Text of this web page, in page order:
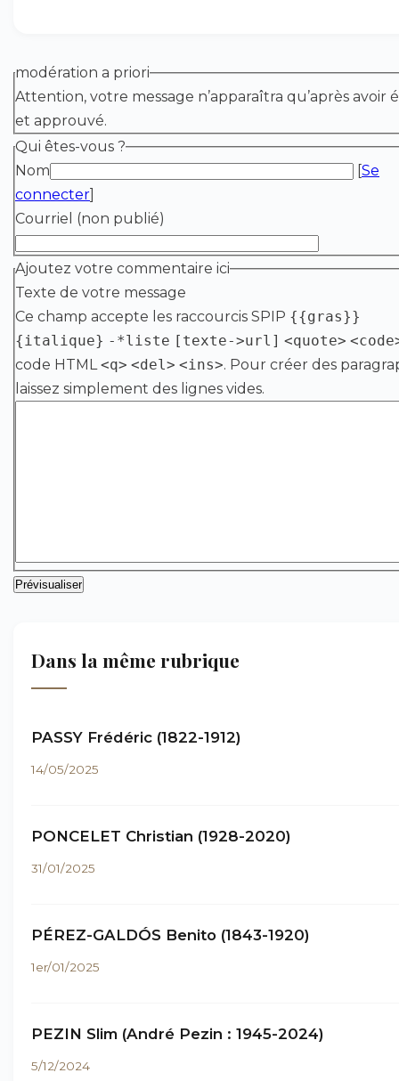
modération a priori
Attention, votre message n’apparaîtra qu’après avoir
et approuvé.
Qui êtes-vous ?
Nom
[Se
connecter]
Courriel (non publié)
Ajoutez votre commentaire ici
Texte de votre message
Ce champ accepte les raccourcis SPIP {{gras}}
{italique} -*liste [texte->url] <quote>
code HTML<q> <del> <ins>. Pour créer des
laissez simplement des lignes vides.
Dans la même rubrique
PASSY Frédéric (1822-1912)
14/05/2025
PONCELET Christian (1928-2020)
31/01/2025
PÉREZ-GALDÓS Benito (1843-1920)
1er/01/2025
PEZIN Slim (André Pezin : 1945-2024)
5/12/2024